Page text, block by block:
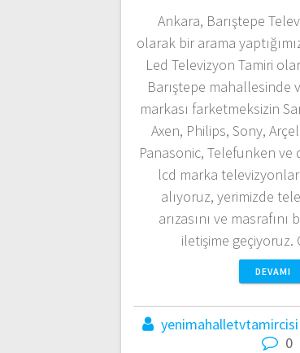
Ankara, Barıştepe
olarak bir arama
Led Televizyon Tamiri
Barıştepe mahallesinde
markası farketmeksizin
Axen, Philips, Sony,
Panasonic, Telefunken ve
lcd marka
alıyoruz, yerimizde
arızasını ve
iletişime geçiyoruz.
DEVAMI
yenimahalletvtamircisi
0